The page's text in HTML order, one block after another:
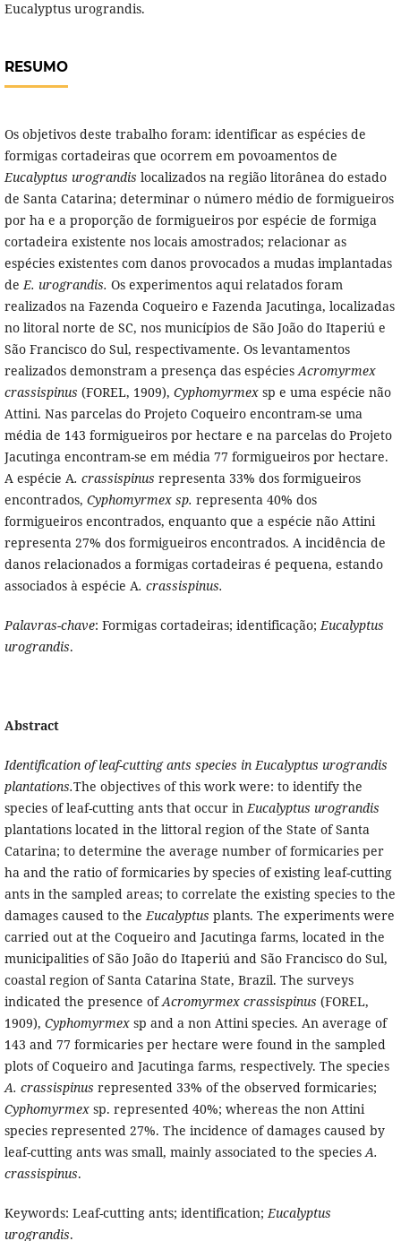
Eucalyptus urograndis.
RESUMO
Os objetivos deste trabalho foram: identificar as espécies de
formigas cortadeiras que ocorrem em povoamentos de
Eucalyptus urograndis localizados na região litorânea do estado
de Santa Catarina; determinar o número médio de formigueiros
por ha e a proporção de formigueiros por espécie de formiga
cortadeira existente nos locais amostrados; relacionar as
espécies existentes com danos provocados a mudas implantadas
deE. urograndis. Os experimentos aqui relatados foram
realizados na Fazenda Coqueiro e Fazenda Jacutinga, localizadas
no litoral norte de SC, nos municípios de São João do Itaperiú e
São Francisco do Sul, respectivamente. Os levantamentos
realizados demonstram a presença das espéciesAcromyrmex
crassispinus (FOREL, 1909), Cyphomyrmexsp e uma espécie não
Attini. Nas parcelas do Projeto Coqueiro encontram-se uma
média de 143 formigueiros por hectare e na parcelas do Projeto
Jacutinga encontram-se em média 77 formigueiros por hectare.
A espécie A. crassispinus representa 33% dos formigueiros
encontrados, Cyphomyrmex sp. representa 40% dos
formigueiros encontrados, enquanto que a espécie não Attini
representa 27% dos formigueiros encontrados. A incidência de
danos relacionados a formigas cortadeiras é pequena, estando
associados à espécie A. crassispinus.
Palavras-chave: Formigas cortadeiras; identificação;Eucalyptus
urograndis.
Abstract
Identification of leaf-cutting ants species in Eucalyptus urograndis
plantations.The objectives of this work were: to identify the
species of leaf-cutting ants that occur inEucalyptus urograndis
plantations located in the littoral region of the State of Santa
Catarina; to determine the average number of formicaries per
ha and the ratio of formicaries by species of existing leaf-cutting
ants in the sampled areas; to correlate the existing species to the
damages caused to theEucalyptus plants. The experiments were
carried out at the Coqueiro and Jacutinga farms, located in the
municipalities of São João do Itaperiú and São Francisco do Sul,
coastal region of Santa Catarina State, Brazil. The surveys
indicated the presence ofAcromyrmex crassispinus (FOREL,
1909), Cyphomyrmexsp and a non Attini species. An average of
143 and 77 formicaries per hectare were found in the sampled
plots of Coqueiro and Jacutinga farms, respectively. The species
A. crassispinus represented 33% of the observed formicaries;
Cyphomyrmexsp. represented 40%; whereas the non Attini
species represented 27%. The incidence of damages caused by
leaf-cutting ants was small, mainly associated to the speciesA.
crassispinus.
Keywords: Leaf-cutting ants; identification;Eucalyptus
urograndis.